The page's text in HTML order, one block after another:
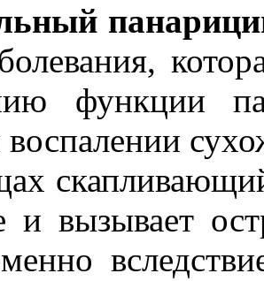
функции
и вызывает